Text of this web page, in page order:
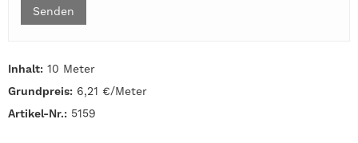
Inhalt: 10 Meter
Grundpreis: 6,21 €/Meter
Artikel-Nr.: 5159
Senden